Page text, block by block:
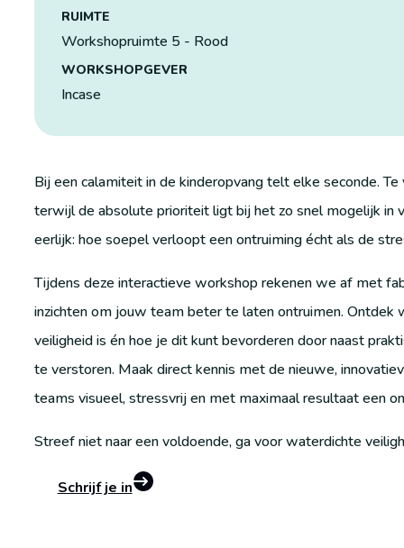
RUIMTE
Workshopruimte 5 - Rood
WORKSHOPGEVER
Incase
Bij een calamiteit in de kinderopvang telt elke seconde.
terwijl de absolute prioriteit ligt bij het zo snel mogelijk in
eerlijk: hoe soepel verloopt een ontruiming écht als de
Tijdens deze interactieve workshop rekenen we af met
inzichten om jouw team beter te laten ontruimen.
veiligheid is én hoe je dit kunt bevorderen door naast
te verstoren. Maak direct kennis met de nieuwe,
teams visueel, stressvrij en met maximaal resultaat een
Streef niet naar een voldoende, ga voor waterdichte
Schrijf je in